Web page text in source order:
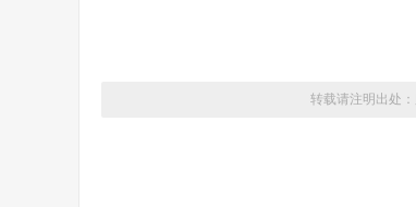
转载请注明出处：